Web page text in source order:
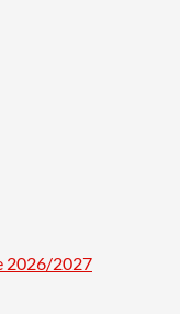
2026/2027